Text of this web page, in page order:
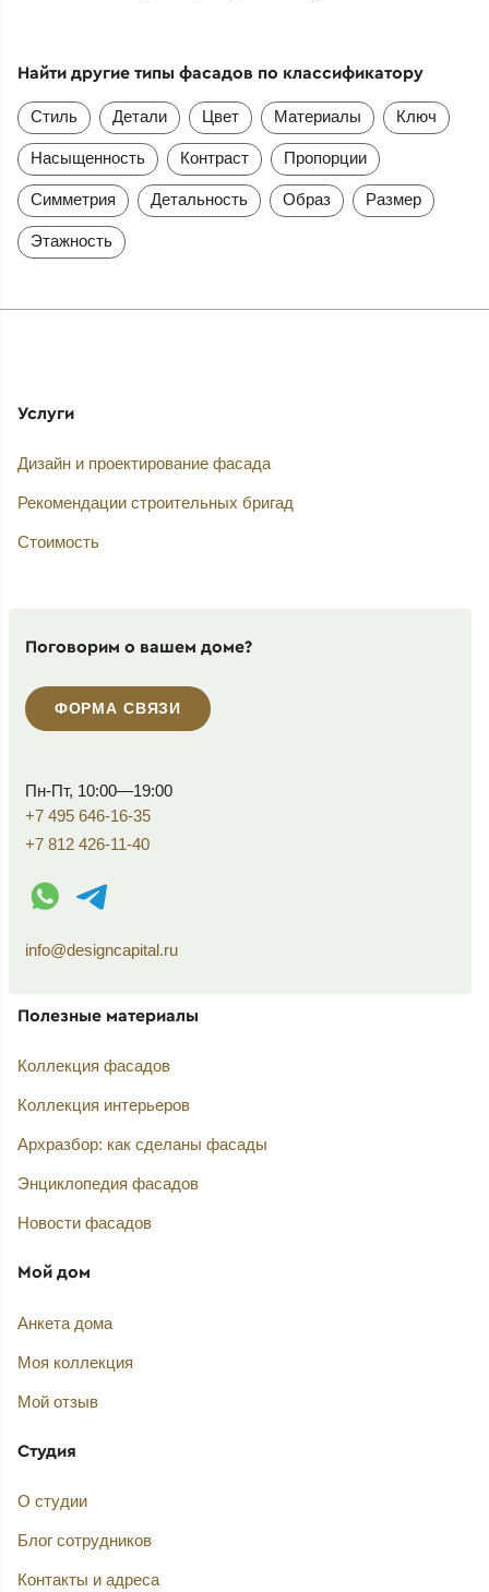
Найти другие типы фасадов по классификатору
Стиль Детали Цвет Материалы Ключ
Насыщенность Контраст Пропорции
Симметрия Детальность Образ Размер
Этажность
Услуги
Дизайн и проектирование фасада
Рекомендации строительных бригад
Стоимость
Поговорим о вашем доме?
ФОРМА СВЯЗИ
Пн-Пт, 10:00—19:00
+7 495 646-16-35
+7 812 426-11-40
WhatsApp контакт
Telegram контакт
info@designcapital.ru
Полезные материалы
Коллекция фасадов
Коллекция интерьеров
Архразбор: как сделаны фасады
Энциклопедия фасадов
Новости фасадов
Мой дом
Анкета дома
Моя коллекция
Мой отзыв
Студия
О студии
Блог сотрудников
Контакты и адреса